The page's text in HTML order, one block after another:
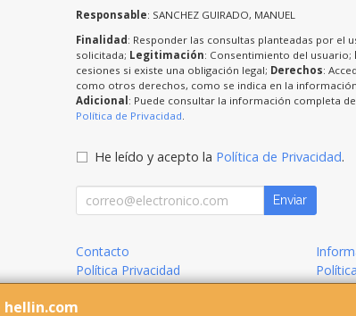
hellin.com
Responsable: SANCHEZ GUIRADO, MANUEL
Finalidad : Responder las consultas planteadas por el
solicitada; Legitimación: Consentimiento del usuario;
cesiones si existe una obligación legal; Derechos:
como otros derechos, como se indica en la
Adicional : Puede consultar la información completa
Política de Privacidad.
He leído y acepto la Política de Privacidad.
Enviar
Contacto
Política Privacidad
Condiciones de Compra